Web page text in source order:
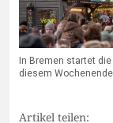
In Bremen startet
diesem
Artikel teilen: